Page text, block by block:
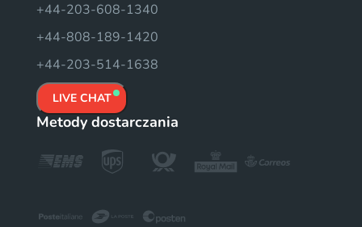
+44-203-608-1340
+44-808-189-1420
+44-203-514-1638
LIVE CHAT
Metody dostarczania